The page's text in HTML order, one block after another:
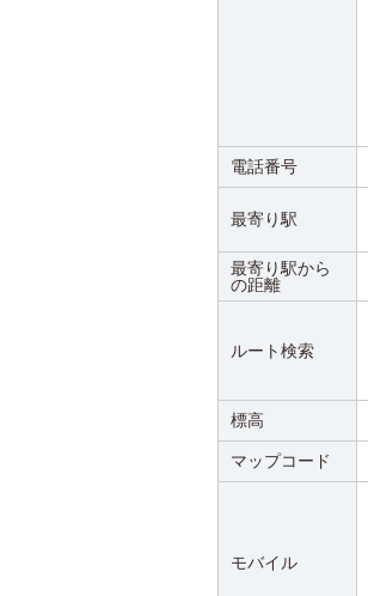
電話番号
最寄り駅
最寄り駅から
の距離
ルート検索
標高
マップコード
モバイル